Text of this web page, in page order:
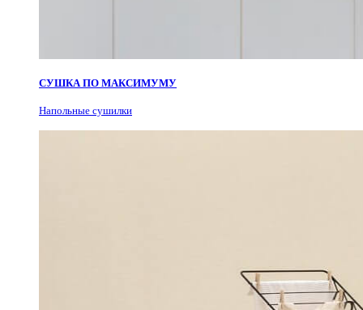
СУШКА ПО МАКСИМУМУ
Напольные сушилки